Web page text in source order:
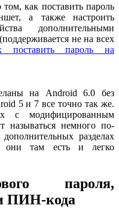
как поставить пароль
а также настроить
дополнительными
не на всех
поставить пароль на
на Android 6.0 без
5 и 7 все точно так же.
с модифицированным
называться немного по-
разделах
там есть и легко
пароля,
ПИН-кода